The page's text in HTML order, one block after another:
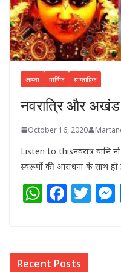
आस्था वार्षिक साप्ताहिक
नवरात्रि और अखंड
October 16, 2020
Listen to thisनवरात्र यानि
स्वरूपों की आराधना के साथ ही
W
s
F
e
T
Recent Posts